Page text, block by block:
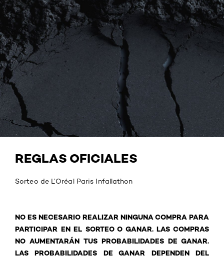
REGLAS OFICIALES
Sorteo de L’Oréal Paris Infallathon
NO ES NECESARIO REALIZAR NINGUNA COMPRA PARA
PARTICIPAR EN EL SORTEO O GANAR. LAS COMPRAS
NO AUMENTARÁN TUS PROBABILIDADES DE GANAR.
LAS PROBABILIDADES DE GANAR DEPENDEN DEL